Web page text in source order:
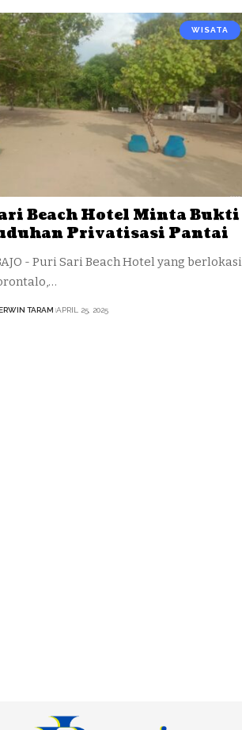
WISATA
Beach Hotel Minta Bukti
Privatisasi Pantai
- Puri Sari Beach Hotel yang berlokasi
TARAM APRIL 25, 2025